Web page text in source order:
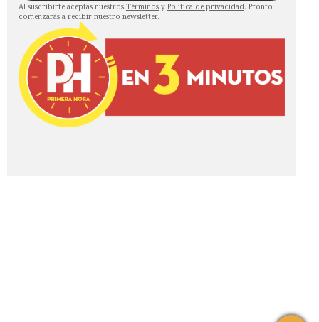
Al suscribirte aceptas nuestros Términos y Política de privacidad. Pronto
comenzarás a recibir nuestro newsletter.